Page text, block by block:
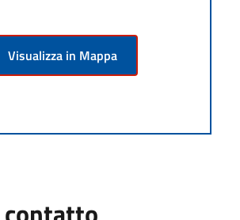
Visualizza in Mappa